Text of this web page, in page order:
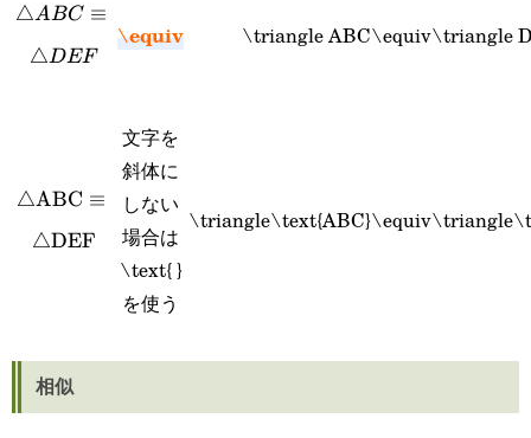
\triangle
ABC\equiv\triangle
△ABC ≡
△DEF
\equiv \triangle ABC\equiv\triangle
\triangle\text{ABC}\equiv\triangle\text{DEF}
△ABC ≡
△DEF
文字を
斜体に
しない
場合は
\text{ }
を使う
相似